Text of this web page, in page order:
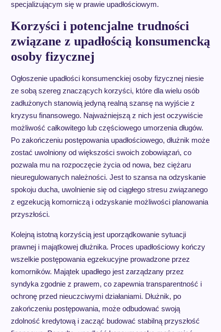
specjalizującym się w prawie upadłościowym.
Korzyści i potencjalne trudności
związane z upadłością konsumencką
osoby fizycznej
Ogłoszenie upadłości konsumenckiej osoby fizycznej niesie
ze sobą szereg znaczących korzyści, które dla wielu osób
zadłużonych stanowią jedyną realną szansę na wyjście z
kryzysu finansowego. Najważniejszą z nich jest oczywiście
możliwość całkowitego lub częściowego umorzenia długów.
Po zakończeniu postępowania upadłościowego, dłużnik może
zostać uwolniony od większości swoich zobowiązań, co
pozwala mu na rozpoczęcie życia od nowa, bez ciężaru
nieuregulowanych należności. Jest to szansa na odzyskanie
spokoju ducha, uwolnienie się od ciągłego stresu związanego
z egzekucją komorniczą i odzyskanie możliwości planowania
przyszłości.
Kolejną istotną korzyścią jest uporządkowanie sytuacji
prawnej i majątkowej dłużnika. Proces upadłościowy kończy
wszelkie postępowania egzekucyjne prowadzone przez
komorników. Majątek upadłego jest zarządzany przez
syndyka zgodnie z prawem, co zapewnia transparentność i
ochronę przed nieuczciwymi działaniami. Dłużnik, po
zakończeniu postępowania, może odbudować swoją
zdolność kredytową i zacząć budować stabilną przyszłość